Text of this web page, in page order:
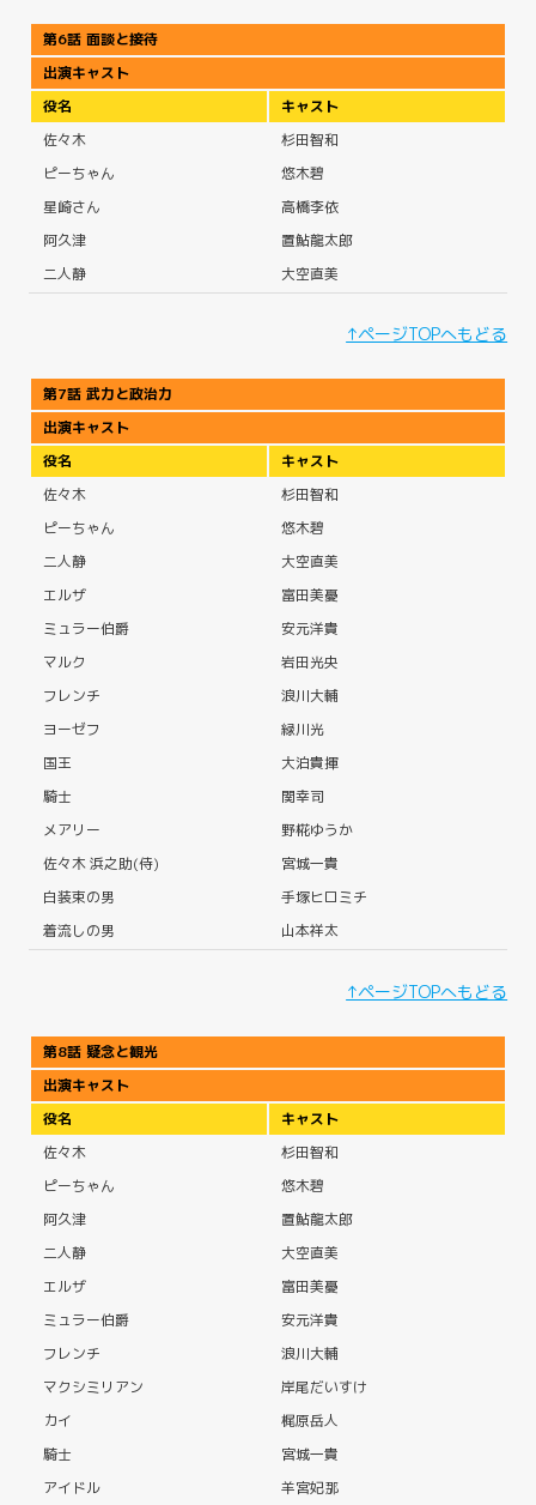
第6話 面談と接待
出演キャスト
役名
キャスト
佐々木
杉田智和
ピーちゃん
悠木碧
星崎さん
高橋李依
阿久津
置鮎龍太郎
二人静
大空直美
↑ページTOPへもどる
第7話 武力と政治力
出演キャスト
役名
キャスト
佐々木
杉田智和
ピーちゃん
悠木碧
二人静
大空直美
エルザ
富田美憂
ミュラー伯爵
安元洋貴
マルク
岩田光央
フレンチ
浪川大輔
ヨーゼフ
緑川光
国王
大泊貴揮
騎士
関幸司
メアリー
野椛ゆうか
佐々木 浜之助(侍)
宮城一貴
白装束の男
手塚ヒロミチ
着流しの男
山本祥太
↑ページTOPへもどる
第8話 疑念と観光
出演キャスト
役名
キャスト
佐々木
杉田智和
ピーちゃん
悠木碧
阿久津
置鮎龍太郎
二人静
大空直美
エルザ
富田美憂
ミュラー伯爵
安元洋貴
フレンチ
浪川大輔
マクシミリアン
岸尾だいすけ
カイ
梶原岳人
騎士
宮城一貴
アイドル
羊宮妃那